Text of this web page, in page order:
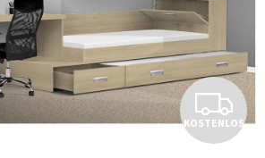
K
O
KOSTENLOS